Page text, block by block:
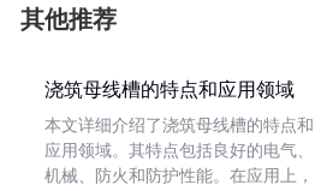
其他推荐
浇筑母线槽的特点和应用领域
本文详细介绍了浇筑母线槽的特点和
应用领域。其特点包括良好的电气、
机械、防火和防护性能。在应用上，